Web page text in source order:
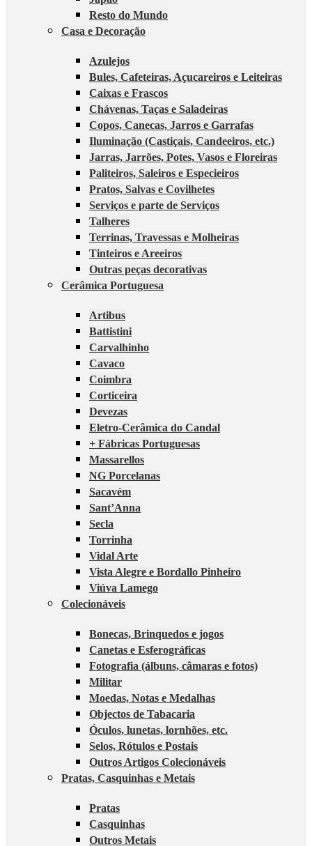
Resto do Mundo
Casa e Decoração
Azulejos
Bules, Cafeteiras, Açucareiros e Leiteiras
Caixas e Frascos
Chávenas, Taças e Saladeiras
Copos, Canecas, Jarros e Garrafas
Iluminação (Castiçais, Candeeiros, etc.)
Jarras, Jarrões, Potes, Vasos e Floreiras
Paliteiros, Saleiros e Especieiros
Pratos, Salvas e Covilhetes
Serviços e parte de Serviços
Talheres
Terrinas, Travessas e Molheiras
Tinteiros e Areeiros
Outras peças decorativas
Cerâmica Portuguesa
Artibus
Battistini
Carvalhinho
Cavaco
Coimbra
Corticeira
Devezas
Eletro-Cerâmica do Candal
+ Fábricas Portuguesas
Massarellos
NG Porcelanas
Sacavém
Sant’Anna
Secla
Torrinha
Vidal Arte
Vista Alegre e Bordallo Pinheiro
Viúva Lamego
Colecionáveis
Bonecas, Brinquedos e jogos
Canetas e Esferográficas
Fotografia (álbuns, câmaras e fotos)
Militar
Moedas, Notas e Medalhas
Objectos de Tabacaria
Óculos, lunetas, lornhões, etc.
Selos, Rótulos e Postais
Outros Artigos Colecionáveis
Pratas, Casquinhas e Metais
Pratas
Casquinhas
Outros Metais